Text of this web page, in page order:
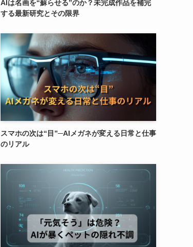
AIは名画を“蘇らせる”のか？未完成作品を補完
する最新研究とその限界
スマホの次は“目”─AIメガネが変える日常と仕事
のリアル